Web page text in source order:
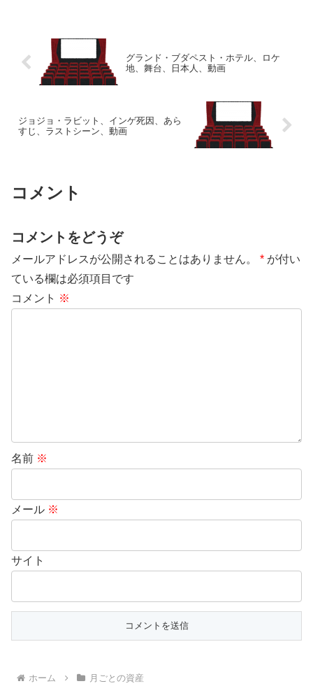
グランド・ブダペスト・ホテル、ロケ
地、舞台、日本人、動画
ジョジョ・ラビット、インゲ死因、あら
すじ、ラストシーン、動画
コメント
コメントをどうぞ
メールアドレスが公開されることはありません。 * が付い
ている欄は必須項目です
コメント ※
名前 ※
メール ※
サイト
ホーム 月ごとの資産